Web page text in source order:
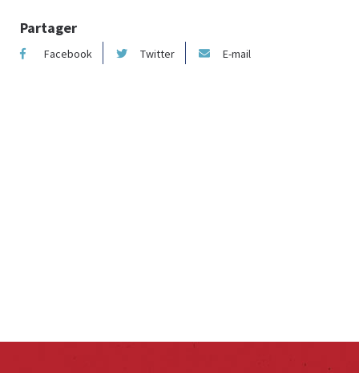
Partager
Facebook Twitter E-mail